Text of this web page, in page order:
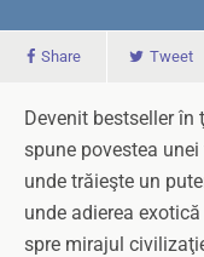
Share Tweet
Devenit bestseller în
spune povestea
unde trăieşte un
unde adierea
spre mirajul